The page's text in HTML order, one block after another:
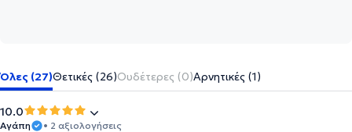
Όλες (27)Θετικές (26)Ουδέτερες (0)Αρνητικές (1)
10.0
Αγάπη • 2 αξιολογήσεις